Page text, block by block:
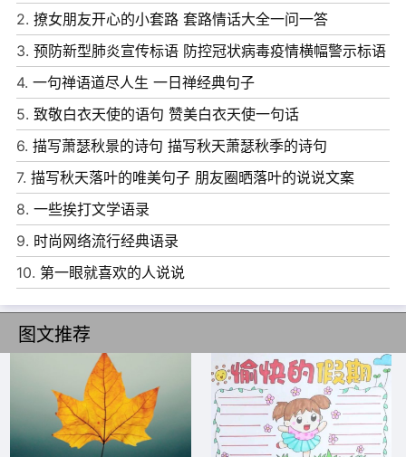
6、感动是一滴泪水，爱情的故事最完美，拥有刻骨铭心一
生无悔，秋风伴月耳边吹，那是我给你的祝愿来相陪，祝愿
秋风得意，爱情甜蜜，生活幸福到永远。
7、蓦然回首，望断天涯，我心犹怜，总想学人参禅，渴望
一曲梵音袭耳，便盘坐佛前，转动一串佛珠悄悄抹去心中那
份埋藏已久的执念。
8、我愿有一天，你能走过当年来时的路，驻足于街角的那
家咖啡店。我会带着笑脸，挥手寒暄。我愿有一天，你能回
到我身边，我会对你历历细数没有你的时光，那些随即消逝
的美好。我愿，有这么一天，能与你回到我们的旧时光.
9、 一些事，只能当记忆。一些人，只能做过客。我终究不
能逃避那些记忆，忘不了那个人，换不了独角戏的角色。
2. 撩女朋友开心的小套路 套路情话大全一问一答
3. 预防新型肺炎宣传标语 防控冠状病毒疫情横幅警示标语
4. 一句禅语道尽人生 一日禅经典句子
5. 致敬白衣天使的语句 赞美白衣天使一句话
6. 描写萧瑟秋景的诗句 描写秋天萧瑟秋季的诗句
7. 描写秋天落叶的唯美句子 朋友圈晒落叶的说说文案
8. 一些挨打文学语录
9. 时尚网络流行经典语录
10. 第一眼就喜欢的人说说
图文推荐